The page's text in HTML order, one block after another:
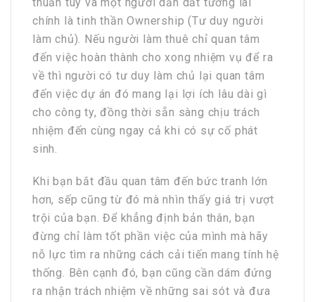
chính là tinh thần Ownership (Tư duy người
làm chủ). Nếu người làm thuê chỉ quan tâm
đến việc hoàn thành cho xong nhiệm vụ để ra
về thì người có tư duy làm chủ lại quan tâm
đến việc dự án đó mang lại lợi ích lâu dài gì
cho công ty, đồng thời sẵn sàng chịu trách
nhiệm đến cùng ngay cả khi có sự cố phát
sinh.
Khi bạn bắt đầu quan tâm đến bức tranh lớn
hơn, sếp cũng từ đó mà nhìn thấy giá trị vượt
trội của bạn. Để khẳng định bản thân, bạn
đừng chỉ làm tốt phần việc của mình mà hãy
nỗ lực tìm ra những cách cải tiến mang tính hệ
thống. Bên cạnh đó, bạn cũng cần dám đứng
ra nhận trách nhiệm về những sai sót và đưa